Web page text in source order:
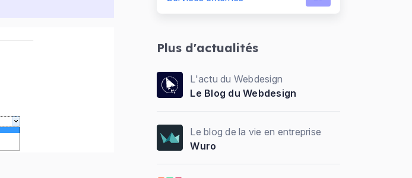
Plus d'actualités
L'actu du Webdesign
Le Blog du Webdesign
Le blog de la vie en entreprise
Wuro